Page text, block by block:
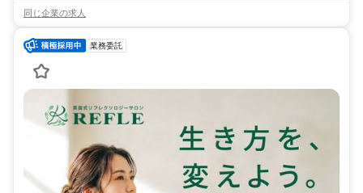
同じ企業の求人
業務委託